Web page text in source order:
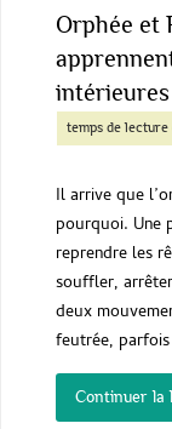
Orphée et
intérieures
Il arrive que
pourquoi. Une
reprendre les
souffler,
deux
feutrée,
Continuer la